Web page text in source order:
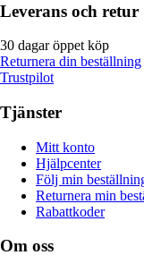
Leverans och retur
30 dagar öppet köp
Returnera din beställning
Trustpilot
Tjänster
Mitt konto
Hjälpcenter
Följ min
Returnera min
Rabattkoder
Om oss